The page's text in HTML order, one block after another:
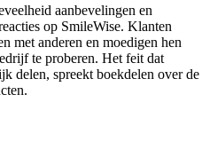
aanbevelingen en
op SmileWise. Klanten
met anderen en moedigen hen
te proberen. Het feit dat
delen, spreekt boekdelen over de